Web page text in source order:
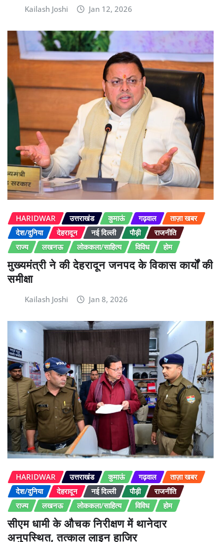
Kailash Joshi Jan 12, 2026
HARIDWAR उत्तराखंड कुमाऊं गढ़वाल
ताज़ा खबर
देश/दुनिया
देहरादून नई दिल्ली पौड़ी
राजनीति
राज्य
लखनऊ लोककला/साहित्य विविध होम
मुख्यमंत्री ने की देहरादून जनपद के विकास कार्यों की
समीक्षा
Kailash Joshi Jan 8, 2026
HARIDWAR उत्तराखंड कुमाऊं गढ़वाल
ताज़ा खबर
देश/दुनिया
देहरादून नई दिल्ली पौड़ी
राजनीति
राज्य
लखनऊ लोककला/साहित्य विविध होम
सीएम धामी के औचक निरीक्षण में थानेदार
अनुपस्थित, तत्काल लाइन हाजिर